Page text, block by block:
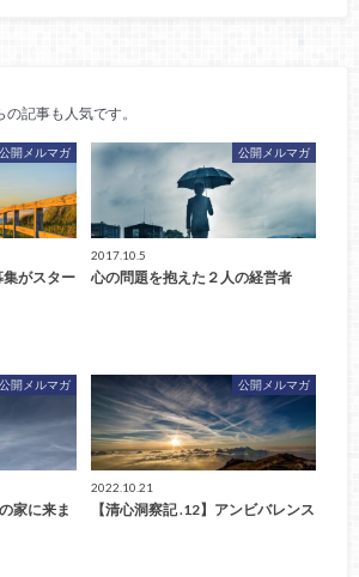
の記事も人気です。
公開メルマガ
がスター
公開メルマガ
2017.10.5
心の問題を抱えた２人の経営者
公開メルマガ
家に来ま
公開メルマガ
2022.10.21
【清心洞察記 .12】アンビバレンス